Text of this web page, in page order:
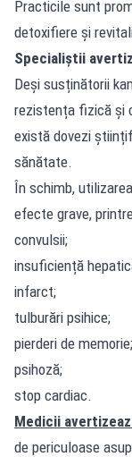
Practicile sunt
detoxifiere și
Specialiștii
Deși susținătorii
rezistența fizică și
există dovezi
sănătate.
În schimb,
efecte grave,
convulsii;
insuficiență
infarct;
tulburări psihice;
pierderi de memorie;
psihoză;
stop cardiac.
Medicii
de periculoase